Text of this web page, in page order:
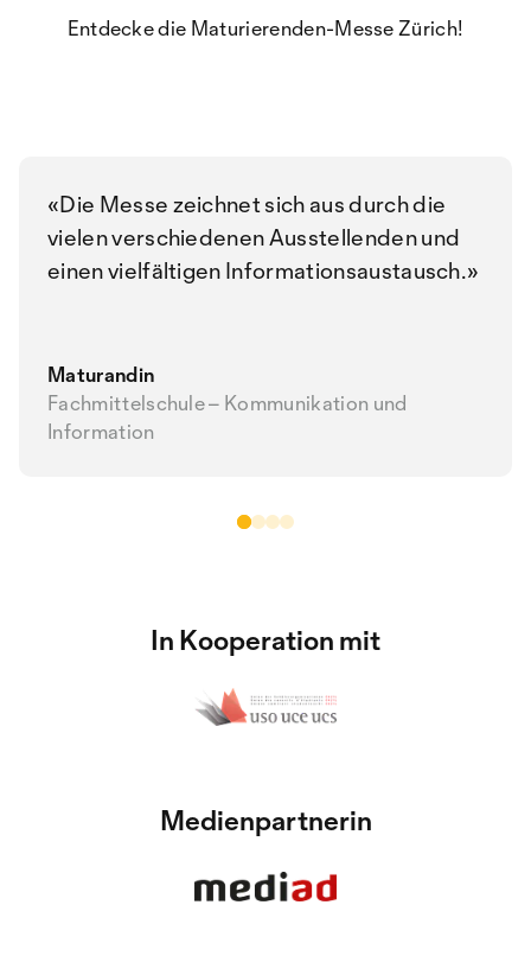
Entdecke die Maturierenden-Messe Zürich!
Die Messe zeichnet sich aus durch die
vielen verschiedenen Ausstellenden und
einen vielfältigen Informationsaustausch.
Maturandin
Fachmittelschule – Kommunikation und
Information
In Kooperation mit
Medienpartnerin